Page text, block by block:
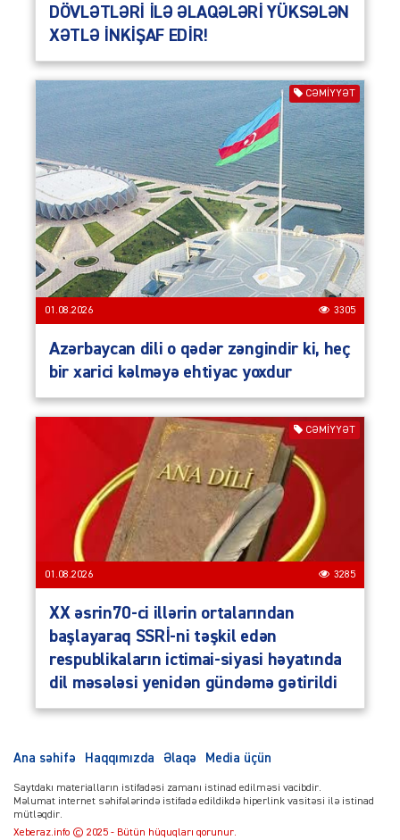
DÖVLƏTLƏRİ İLƏ ƏLAQƏLƏRİ YÜKSƏLƏN
XƏTLƏ İNKİŞAF EDİR!
CƏMIYYƏT
01.08.2026 3305
Azərbaycan dili o qədər zəngindir ki, heç
bir xarici kəlməyə ehtiyac yoxdur
CƏMIYYƏT
01.08.2026 3285
XX əsrin70-ci illərin ortalarından
başlayaraq SSRİ-ni təşkil edən
respublikaların ictimai-siyasi həyatında
dil məsələsi yenidən gündəmə gətirildi
Ana səhifə Haqqımızda Əlaqə Media üçün
Saytdakı materialların istifadəsi zamanı istinad edilməsi vacibdir.
Məlumat internet səhifələrində istifadə edildikdə hiperlink vasitəsi ilə istinad
mütləqdir.
Xeberaz.info © 2025 - Bütün hüquqları qorunur.